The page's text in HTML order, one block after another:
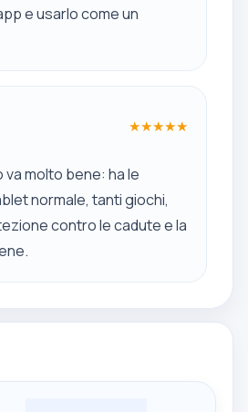
e usarlo come un
★★★★★
va molto bene: ha le
normale, tanti giochi,
contro le cadute e la